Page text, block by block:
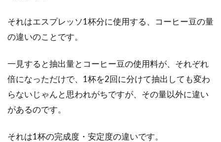
アトピー性皮膚炎は好きでなるものでもない
し、好きでなりたい人は、まずいないでしょ
それはエスプレッソ1杯分に使用する、コーヒー豆の量
の違いのことです。
一見すると抽出量とコーヒー豆の使用料が、それぞれ
倍になっただけで、1杯を2回に分けて抽出しても変わ
らないじゃんと思われがちですが、その量以外に違い
があるのです。
それは1杯の完成度・安定度の違いです。